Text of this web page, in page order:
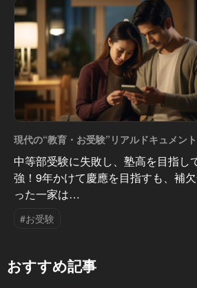
現代の“教育・お受験”リアルドキュメント
Vol.50
中等部受験に失敗し、塾高を目指し
強！9年かけて慶應を目指すも、補
った一家は…
#お受験
おすすめ記事